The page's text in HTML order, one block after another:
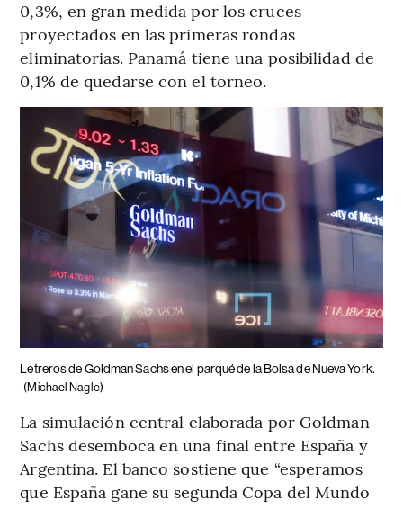
0,3%, en gran medida por los cruces
proyectados en las primeras rondas
eliminatorias. Panamá tiene una posibilidad de
0,1% de quedarse con el torneo.
Letreros de Goldman Sachs en el parqué de la Bolsa de Nueva York.
(Michael Nagle)
La simulación central elaborada por Goldman
Sachs desemboca en una final entre España y
Argentina. El banco sostiene que “esperamos
que España gane su segunda Copa del Mundo